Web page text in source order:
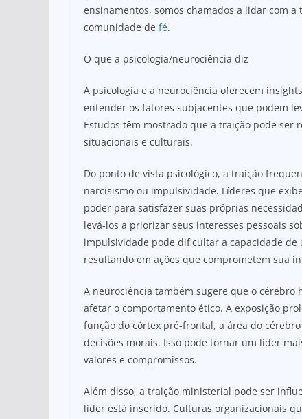
ensinamentos, somos chamados a lidar com
comunidade de fé.
O que a psicologia/neurociência diz
A psicologia e a neurociência oferecem
entender os fatores subjacentes que podem
Estudos têm mostrado que a traição pode ser
situacionais e culturais.
Do ponto de vista psicológico, a traição
narcisismo ou impulsividade. Líderes que
poder para satisfazer suas próprias
levá-los a priorizar seus interesses pessoais
impulsividade pode dificultar a capacidade
resultando em ações que comprometem sua
A neurociência também sugere que o cérebro
afetar o comportamento ético. A exposição
função do córtex pré-frontal, a área do
decisões morais. Isso pode tornar um líder
valores e compromissos.
Além disso, a traição ministerial pode ser
líder está inserido. Culturas organizacionais